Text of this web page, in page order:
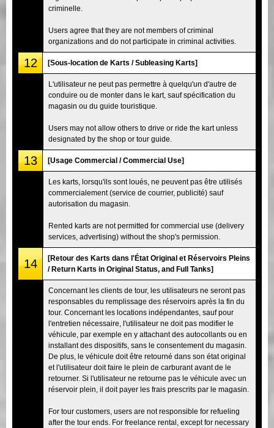
criminelle.
Users agree that they are not members of criminal
organizations and do not participate in criminal activities.
12 [Sous-location de Karts / Subleasing Karts]
L'utilisateur ne peut pas permettre à quelqu'un d'autre de
conduire ou de monter dans le kart, sauf spécification du
magasin ou du guide touristique.
Users may not allow others to drive or ride the kart unless
designated by the shop or tour guide.
13 [Usage Commercial / Commercial Use]
Les karts, lorsqu'ils sont loués, ne peuvent pas être utilisés
commercialement (service de courrier, publicité) sauf
autorisation du magasin.
Rented karts are not permitted for commercial use (delivery
services, advertising) without the shop's permission.
14
[Retour des Karts dans l'État Original et Réservoirs Pleins
/ Return Karts in Original Status, and Full Tanks]
Concernant les clients de tour, les utilisateurs ne seront pas
responsables du remplissage des réservoirs après la fin du
tour. Concernant les locations indépendantes, sauf pour
l'entretien nécessaire, l'utilisateur ne doit pas modifier le
véhicule, par exemple en y attachant des autocollants ou en
installant des dispositifs, sans le consentement du magasin.
De plus, le véhicule doit être retourné dans son état original
et l'utilisateur doit faire le plein de carburant avant de le
retourner. Si l'utilisateur ne retourne pas le véhicule avec un
réservoir plein, il doit payer les frais prescrits par le magasin.
For tour customers, users are not responsible for refueling
after the tour ends. For freelance rental, except for necessary